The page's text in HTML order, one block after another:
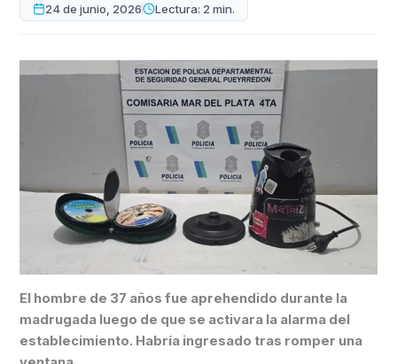
24 de junio, 2026 Lectura: 2 min.
El hombre de 37 años fue aprehendido durante la
madrugada luego de que se activara la alarma del
establecimiento. Habría ingresado tras romper una